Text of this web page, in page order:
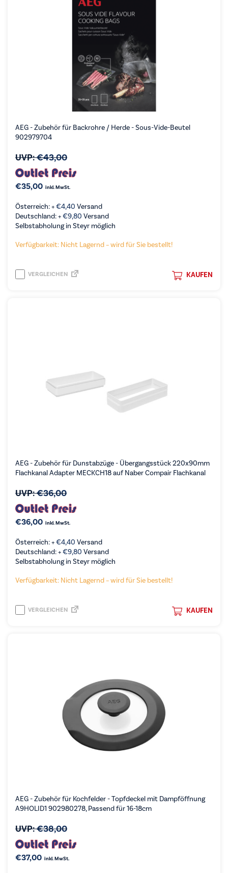
AEG - Zubehör für Backrohre / Herde - Sous-Vide-Beutel
902979704
UVP:€43,00
€35,00 inkl. MwSt.
Österreich: +€4,40 Versand
Deutschland: +€9,80 Versand
Selbstabholung in Steyr möglich
Verfügbarkeit: Nicht Lagernd – wird für Sie bestellt!
KAUFEN
VERGLEICHEN
AEG - Zubehör für Dunstabzüge - Übergangsstück 220x90mm
Flachkanal Adapter MECKCH18 auf Naber Compair Flachkanal
UVP:€36,00
€36,00 inkl. MwSt.
Österreich: +€4,40 Versand
Deutschland: +€9,80 Versand
Selbstabholung in Steyr möglich
Verfügbarkeit: Nicht Lagernd – wird für Sie bestellt!
KAUFEN
VERGLEICHEN
AEG - Zubehör für Kochfelder - Topfdeckel mit Dampföffnung
A9HOLID1 902980278, Passend für 16-18cm
UVP:€38,00
€37,00 inkl. MwSt.